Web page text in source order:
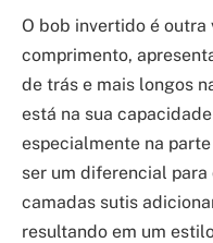
O bob invertido é outra
comprimento,
de trás e mais longos
está na sua
especialmente na
ser um diferencial
camadas sutis
resultando em um